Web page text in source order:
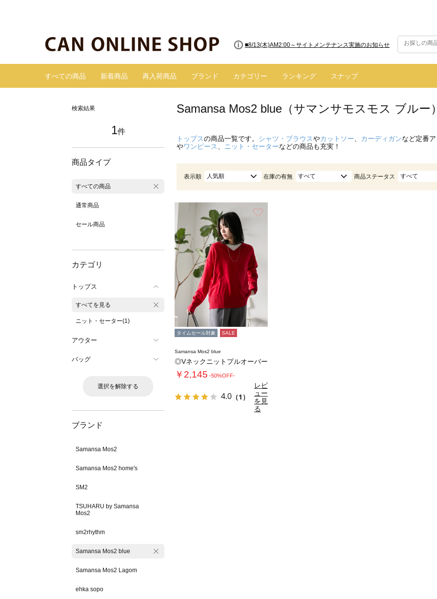
■8/13(木)AM2:00～サイトメンテナンス実施のお知らせ
すべての商品 新着商品 再入荷商品 ブランド カテゴリー ランキング スナップ
検索結果
1件
商品タイプ
すべての商品
通常商品
セール商品
カテゴリ
トップス
すべてを見る
ニット・セーター(1)
アウター
バッグ
選択を解除する
ブランド
Samansa Mos2
Samansa Mos2 home's
SM2
TSUHARU by Samansa
Mos2
sm2rhythm
Samansa Mos2 blue
Samansa Mos2 Lagom
ehka sopo
Samansa Mos2 blue（サマンサモスモス ブルー
トップスの商品一覧です。 シャツ・ブラウスやカットソー カーディガンなど定番
やワンピース ニット・セーターなどの商品も充実！
表示順 人気順 在庫の有無 すべて 商品ステータス すべて
タイムセール対象 SALE
Samansa Mos2 blue
◎Vネックニットプルオーバー
￥2,145 -50%OFF-
4.0 （1）
レビ
ュー
を見
る